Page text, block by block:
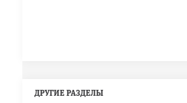
ДРУГИЕ РАЗДЕЛЫ